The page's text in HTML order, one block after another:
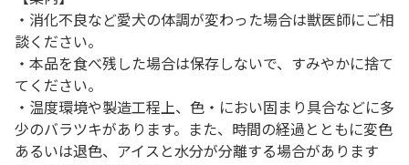
・消化不良など愛犬の体調が変わった場合は獣医師にご相
談ください。
・本品を食べ残した場合は保存しないで、すみやかに捨て
てください。
・温度環境や製造工程上、色・におい固まり具合などに多
少のバラツキがあります。また、時間の経過とともに変色
あるいは退色、アイスと水分が分離する場合があります